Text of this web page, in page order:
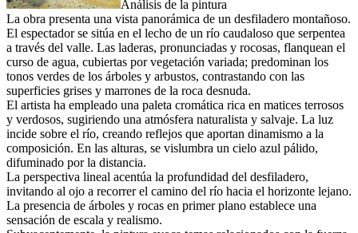
Análisis de la pintura
La obra presenta una vista panorámica de un desfiladero montañoso.
El espectador se sitúa en el lecho de un río caudaloso que serpentea
a través del valle. Las laderas, pronunciadas y rocosas, flanquean el
curso de agua, cubiertas por vegetación variada; predominan los
tonos verdes de los árboles y arbustos, contrastando con las
superficies grises y marrones de la roca desnuda.
El artista ha empleado una paleta cromática rica en matices terrosos
y verdosos, sugiriendo una atmósfera naturalista y salvaje. La luz
incide sobre el río, creando reflejos que aportan dinamismo a la
composición. En las alturas, se vislumbra un cielo azul pálido,
difuminado por la distancia.
La perspectiva lineal acentúa la profundidad del desfiladero,
invitando al ojo a recorrer el camino del río hacia el horizonte lejano.
La presencia de árboles y rocas en primer plano establece una
sensación de escala y realismo.